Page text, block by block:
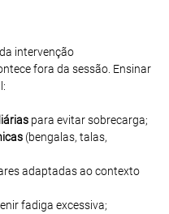
intervenção
fora da sessão. Ensinar
para evitar sobrecarga;
(bengalas, talas,
adaptadas ao contexto
fadiga excessiva;